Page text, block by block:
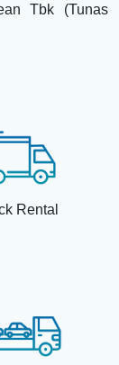
Tbk (Tunas
Rental